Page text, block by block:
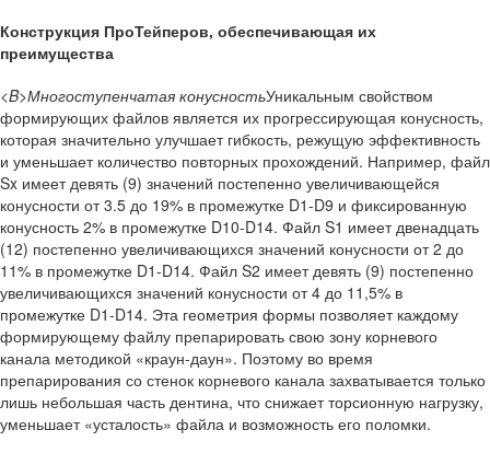
Конструкция ПроТейперов, обеспечивающая их
преимущества
<B>Многоступенчатая конусностьУникальным свойством
формирующих файлов является их прогрессирующая конусность,
которая значительно улучшает гибкость, режущую эффективность
и уменьшает количество повторных прохождений. Например, файл
Sx имеет девять (9) значений постепенно увеличивающейся
конусности от 3.5 до 19% в промежутке D1-D9 и фиксированную
конусность 2% в промежутке D10-D14. Файл S1 имеет двенадцать
(12) постепенно увеличивающихся значений конусности от 2 до
11% в промежутке D1-D14. Файл S2 имеет девять (9) постепенно
увеличивающихся значений конусности от 4 до 11,5% в
промежутке D1-D14. Эта геометрия формы позволяет каждому
формирующему файлу препарировать свою зону корневого
канала методикой «краун-даун». Поэтому во время
препарирования со стенок корневого канала захватывается только
лишь небольшая часть дентина, что снижает торсионную нагрузку,
уменьшает «усталость» файла и возможность его поломки.